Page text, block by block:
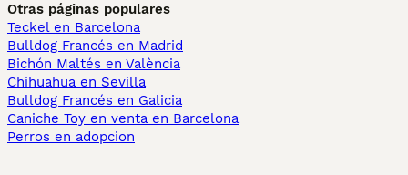
Otras páginas populares
Teckel en Barcelona
Bulldog Francés en Madrid
Bichón Maltés en València
Chihuahua en Sevilla
Bulldog Francés en Galicia
Caniche Toy en venta en Barcelona
Perros en adopcion